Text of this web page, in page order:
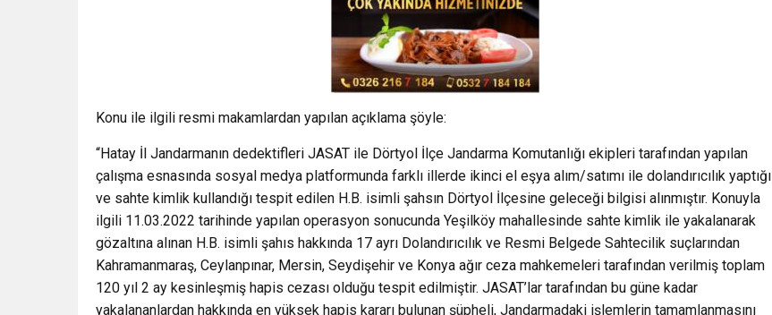
Konu ile ilgili resmi makamlardan yapılan açıklama şöyle:
“Hatay İl Jandarmanın dedektifleri JASAT ile Dörtyol İlçe Jandarma Komutanlığı ekipleri tarafından yapılan
çalışma esnasında sosyal medya platformunda farklı illerde ikinci el eşya alım/satımı ile dolandırıcılık yaptığı
ve sahte kimlik kullandığı tespit edilen H.B. isimli şahsın Dörtyol İlçesine geleceği bilgisi alınmıştır. Konuyla
ilgili 11.03.2022 tarihinde yapılan operasyon sonucunda Yeşilköy mahallesinde sahte kimlik ile yakalanarak
gözaltına alınan H.B. isimli şahıs hakkında 17 ayrı Dolandırıcılık ve Resmi Belgede Sahtecilik suçlarından
Kahramanmaraş, Ceylanpınar, Mersin, Seydişehir ve Konya ağır ceza mahkemeleri tarafından verilmiş toplam
120 yıl 2 ay kesinleşmiş hapis cezası olduğu tespit edilmiştir. JASAT’lar tarafından bu güne kadar
yakalananlardan hakkında en yüksek hapis kararı bulunan şüpheli, Jandarmadaki işlemlerin tamamlanmasını